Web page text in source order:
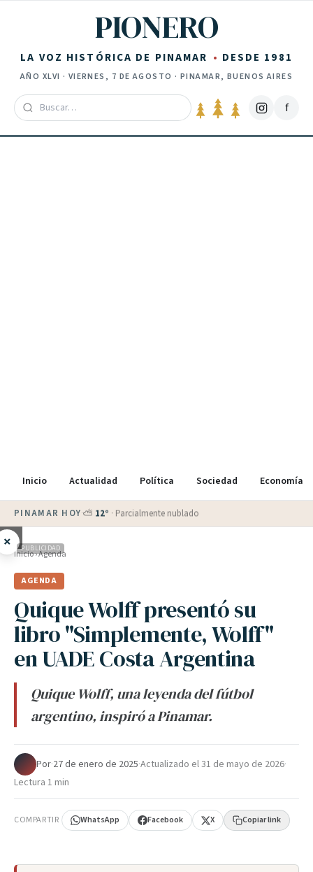
PIONERO
LA VOZ HISTÓRICA DE PINAMAR DESDE 1981
AÑO XLVI · VIERNES, 7 DE AGOSTO · PINAMAR, BUENOS AIRES
f
Inicio Actualidad Política Sociedad Economía
PINAMAR HOY·⛅ 12° · Parcialmente nublado
× PUBLICIDAD
Inicio›Agenda
AGENDA
Quique Wolff presentó su
libro "Simplemente, Wolff"
en UADE Costa Argentina
Quique Wolff, una leyenda del fútbol
argentino, inspiró a Pinamar.
Por·27 de enero de 2025·Actualizado el31 de mayo de 2026·
Lectura 1 min
COMPARTIR WhatsApp Facebook X Copiar link